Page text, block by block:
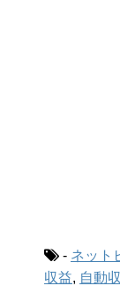
- ネット
収益, 自動